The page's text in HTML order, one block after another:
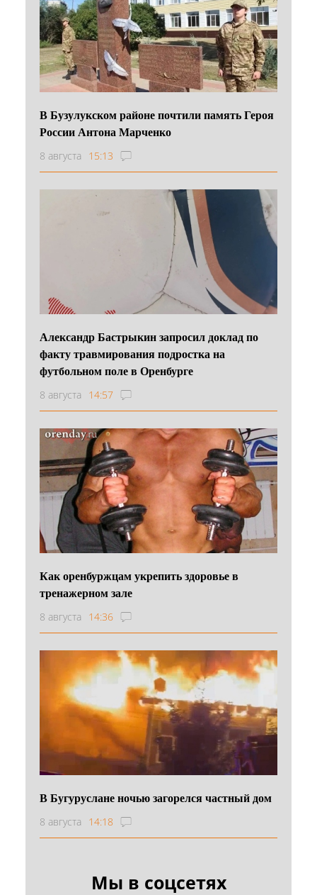
В Бузулукском районе почтили память Героя
России Антона Марченко
8 августа 15:13
Александр Бастрыкин запросил доклад по
факту травмирования подростка на
футбольном поле в Оренбурге
8 августа 14:57
Как оренбуржцам укрепить здоровье в
тренажерном зале
8 августа 14:36
В Бугуруслане ночью загорелся частный дом
8 августа 14:18
Мы в соцсетях